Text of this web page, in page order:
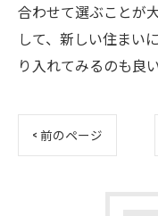
合わせて選ぶことが
して、新しい住まい
り入れてみるのも良
< 前のページ